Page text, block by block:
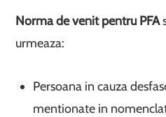
Norma de venit pentru PFA
urmeaza:
Persoana in cauza
mentionate in